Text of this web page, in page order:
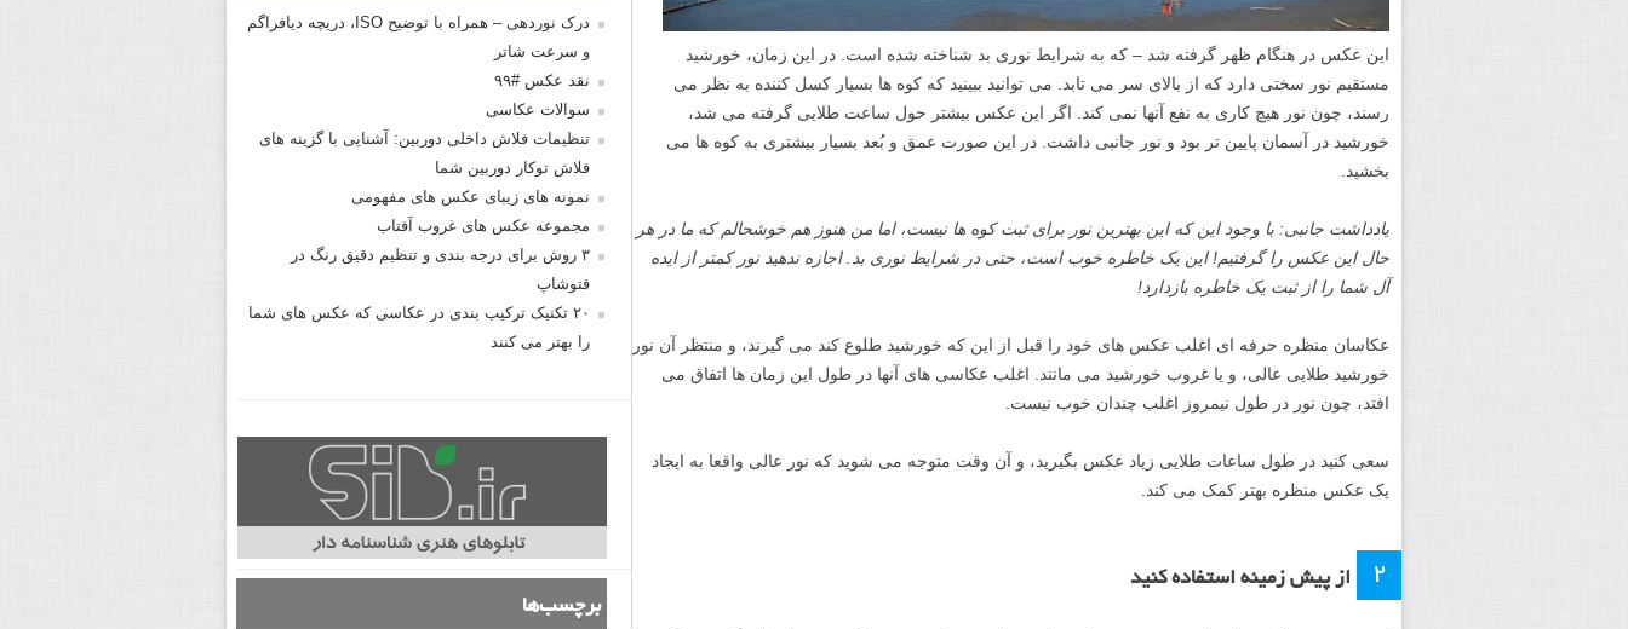
این عکس در هنگام ظهر گرفته شد – که به شرایط نوری بد شناخته شده است. در این زمان، خورشید
مستقیم نور سختی دارد که از بالای سر می تابد. می توانید ببینید که کوه ها بسیار کسل کننده به نظر می
رسند، چون نور هیچ کاری به نفع آنها نمی کند. اگر این عکس بیشتر حول ساعت طلایی گرفته می شد،
خورشید در آسمان پایین تر بود و نور جانبی داشت. در این صورت عمق و بُعد بسیار بیشتری به کوه ها می
بخشید.
یادداشت جانبی: با وجود این که این بهترین نور برای ثبت کوه ها نیست، اما من هنوز هم خوشحالم که ما در هر
حال این عکس را گرفتیم! این یک خاطره خوب است، حتی در شرایط نوری بد. اجازه ندهید نور کمتر از ایده
آل شما را از ثبت یک خاطره بازدارد!
عکاسان منظره حرفه ای اغلب عکس های خود را قبل از این که خورشید طلوع کند می گیرند، و منتظر آن نور
خورشید طلایی عالی، و یا غروب خورشید می مانند. اغلب عکاسی های آنها در طول این زمان ها اتفاق می
افتد، چون نور در طول نیمروز اغلب چندان خوب نیست.
سعی کنید در طول ساعات طلایی زیاد عکس بگیرید، و آن وقت متوجه می شوید که نور عالی واقعا به ایجاد
یک عکس منظره بهتر کمک می کند.
۲ از پیش زمینه استفاده کنید
درک نوردهی – همراه با توضیح ISO، دریچه دیافراگم
و سرعت شاتر
نقد عکس #۹۹
سوالات عکاسی
تنظیمات فلاش داخلی دوربین: آشنایی با گزینه های
فلاش توکار دوربین شما
نمونه های زیبای عکس های مفهومی
مجموعه عکس های غروب آفتاب
۳ روش برای درجه بندی و تنظیم دقیق رنگ در
فتوشاپ
۲۰ تکنیک ترکیب بندی در عکاسی که عکس های شما
را بهتر می کنند
برچسب‌ها